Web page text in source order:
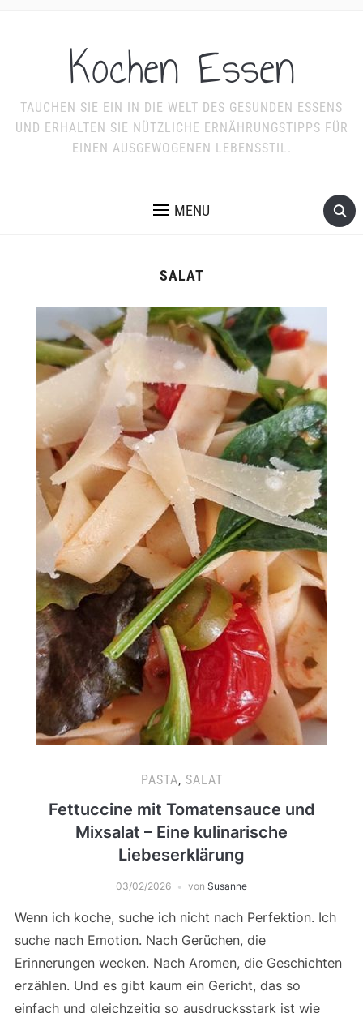
Kochen Essen
TAUCHEN SIE EIN IN DIE WELT DES GESUNDEN ESSENS
UND ERHALTEN SIE NÜTZLICHE ERNÄHRUNGSTIPPS FÜR
EINEN AUSGEWOGENEN LEBENSSTIL.
MENU
SALAT
PASTA, SALAT
Fettuccine mit Tomatensauce und
Mixsalat – Eine kulinarische
Liebeserklärung
03/02/2026 von Susanne
Wenn ich koche, suche ich nicht nach Perfektion. Ich
suche nach Emotion. Nach Gerüchen, die
Erinnerungen wecken. Nach Aromen, die Geschichten
erzählen. Und es gibt kaum ein Gericht, das so
einfach und gleichzeitig so ausdrucksstark ist wie